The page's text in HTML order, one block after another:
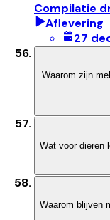
Compilatie
Aflevering
27
Waarom zijn
Wat voor dieren
Waarom blijven